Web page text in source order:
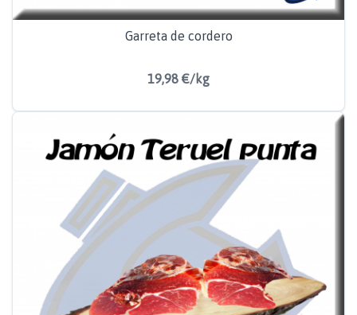
Garreta de cordero
19,98 €/kg